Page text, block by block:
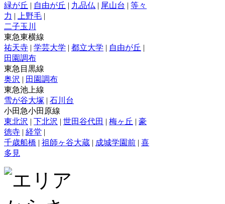
緑が丘 | 自由が丘 | 九品仏 | 尾山台 | 等々
力 | 上野毛 |
二子玉川
東急東横線
祐天寺 | 学芸大学 | 都立大学 | 自由が丘 |
田園調布
東急目黒線
奥沢 | 田園調布
東急池上線
雪が谷大塚 | 石川台
小田急小田原線
東北沢 | 下北沢 | 世田谷代田 | 梅ヶ丘 | 豪
徳寺 | 経堂 |
千歳船橋 | 祖師ヶ谷大蔵 | 成城学園前 | 喜
多見